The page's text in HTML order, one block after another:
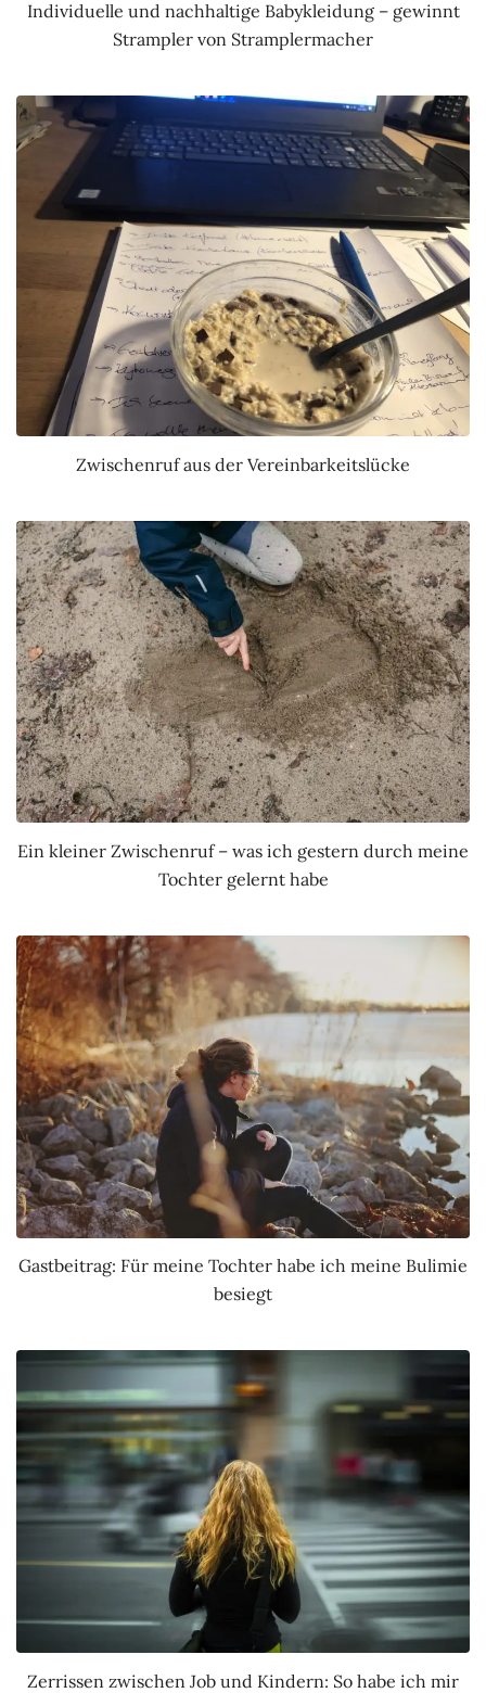
Individuelle und nachhaltige Babykleidung – gewinnt
Strampler von Stramplermacher
Zwischenruf aus der Vereinbarkeitslücke
Ein kleiner Zwischenruf – was ich gestern durch meine
Tochter gelernt habe
Gastbeitrag: Für meine Tochter habe ich meine Bulimie
besiegt
Zerrissen zwischen Job und Kindern: So habe ich mir